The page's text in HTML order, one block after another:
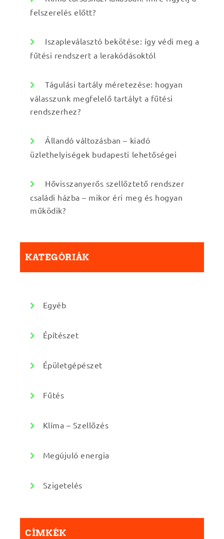
felszerelés előtt?
Iszapleválasztó bekötése: így védi meg a
fűtési rendszert a lerakódásoktól
Tágulási tartály méretezése: hogyan
válasszunk megfelelő tartályt a fűtési
rendszerhez?
Állandó változásban – kiadó
üzlethelyiségek budapesti lehetőségei
Hővisszanyerős szellőztető rendszer
családi házba – mikor éri meg és hogyan
működik?
KATEGÓRIÁK
Egyéb
Építészet
Épületgépészet
Fűtés
Klíma – Szellőzés
Megújuló energia
Szigetelés
CÍMKÉK